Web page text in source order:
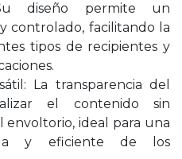
diseño permite un
controlado, facilitando la
tipos de recipientes y
La transparencia del
el contenido sin
envoltorio, ideal para una
y eficiente de los